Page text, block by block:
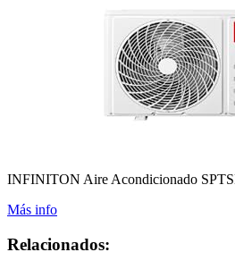
INFINITON Aire Acondicionado
Más info
Relacionados: